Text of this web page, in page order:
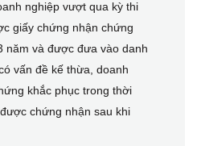
nghiệp vượt qua kỳ thi
giấy chứng nhận chứng
năm và được đưa vào danh
vấn đề kế thừa, doanh
khắc phục trong thời
chứng nhận sau khi